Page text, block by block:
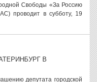
Свободы «За Россию
проводит в субботу, 19
В
депутата городской